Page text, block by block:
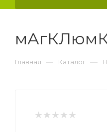
Главная — Каталог —